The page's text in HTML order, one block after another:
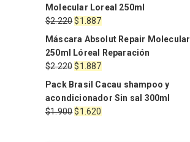
Molecular Loreal 250ml
$2.220El
precio
original
era:
$2.220.
$1.887El
precio
actual
es:
$1.887.
Máscara Absolut Repair Molecular
250ml Lóreal Reparación
$2.220El
precio
original
era:
$2.220.
$1.887El
actual
es:
$1.887.
Pack Brasil Cacau shampoo y
acondicionador Sin sal 300ml
$1.900El
$1.620